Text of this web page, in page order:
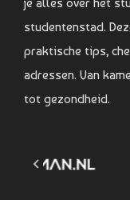
studentenstad.
praktische tips,
adressen. Van
tot gezondheid.